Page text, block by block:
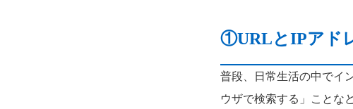
①URLとIPアド
普段、日常生活の中でイ
ウザで検索する」ことな